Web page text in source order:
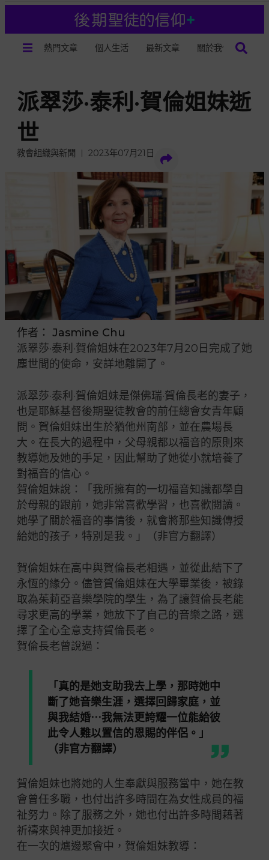
熱門文章 個人生活 最新文章 關於我們
派翠莎·泰利·賀倫姐妹逝
世
教會組織與新聞 2023年07月21日
作者：
Jasmine Chu
派翠莎·泰利·賀倫姐妹在2023年7月20日完成了她
塵世間的使命，安詳地離開了。
派翠莎·泰利·賀倫姐妹是傑佛瑞·賀倫長老的妻子，
也是耶穌基督後期聖徒教會的前任總會女青年顧
問。賀倫姐妹出生於猶他州南部，並在農場長
大。在長大的過程中，父母親都以福音的原則來
教導她及她的手足，因此幫助了她從小就培養了
對福音的信心。
賀倫姐妹說：「我所擁有的一切福音知識都學自
於母親的跟前，她非常喜歡學習，也喜歡閱讀。
她學了關於福音的事情後，就會將那些知識傳授
給她的孩子，特別是我。」（非官方翻譯）
賀倫姐妹在高中與賀倫長老相遇，並從此結下了
永恆的緣分。儘管賀倫姐妹在大學畢業後，被錄
取為茱莉亞音樂學院的學生，為了讓賀倫長老能
尋求更高的學業，她放下了自己的音樂之路，選
擇了全心全意支持賀倫長老。
賀倫長老曾說過：
「真的是她支助我去上學，那時她中
斷了她音樂生涯，選擇回歸家庭，並
與我結婚⋯我無法更誇耀一位能給彼
此令人難以置信的恩賜的伴侶。」
（非官方翻譯）
賀倫姐妹也將她的人生奉獻與服務當中，她在教
會曾任多職，也付出許多時間在為女性成員的福
祉努力。除了服務之外，她也付出許多時間藉著
祈禱來與神更加接近。
在一次的爐邊聚會中，賀倫姐妹教導：